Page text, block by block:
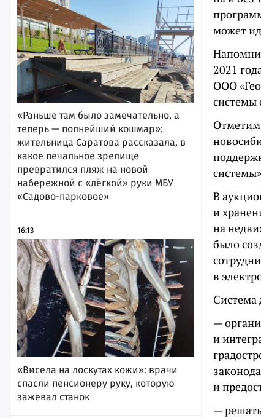
«Раньше там было замечательно, а
теперь — полнейший кошмар»:
жительница Саратова рассказала, в
какое печальное зрелище
превратился пляж на новой
набережной с «лёгкой» руки МБУ
«Садово-парковое»
16:13
«Висела на лоскутах кожи»: врачи
спасли пенсионеру руку, которую
зажевал станок
может
2021
ООО
системы
В
и
на
было
в
—
и
и
—